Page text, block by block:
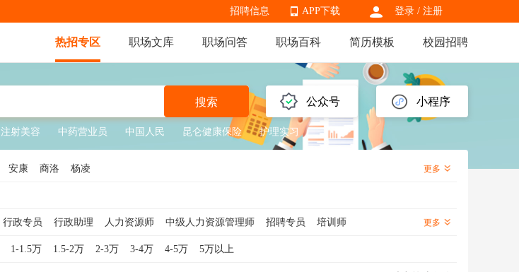
登录 / 注册
APP下载
APP下载
招聘信息
热招专区 职场文库 职场问答 职场百科 简历模板 校园招聘
公众号 小程序
搜索
注射美容 中药营业员 中国人民 昆仑健康保险 护理实习
安康 商洛 杨凌 更多
行政专员 行政助理 人力资源师 中级人力资源管理师 招聘专员
培训师
行政主管 行政总监 行政经理 人事总监 招聘主管
更多
1-1.5万 1.5-2万 2-3万 3-4万 4-5万 5万以上